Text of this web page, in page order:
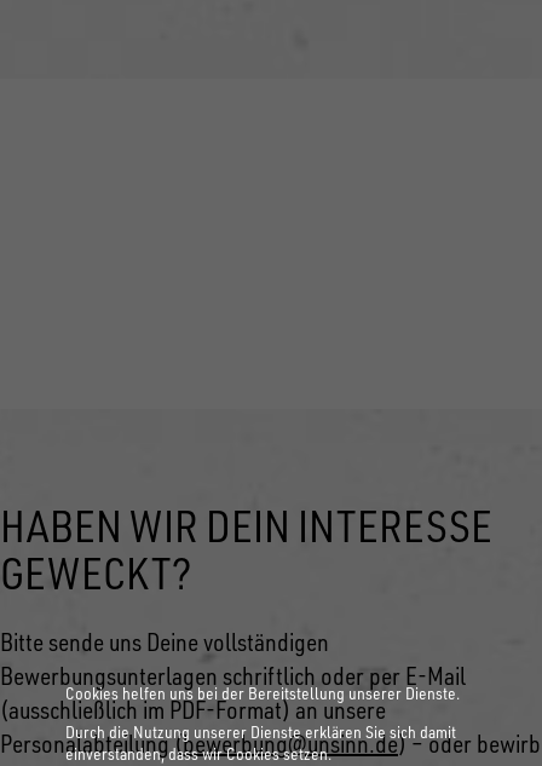
HABEN WIR DEIN INTERESSE
GEWECKT?
Bitte sende uns Deine vollständigen
Bewerbungsunterlagen schriftlich oder per E-Mail
(ausschließlich im PDF-Format) an unsere
Personalabteilung (bewerbung@unsinn.de) – oder bewirb
Cookies helfen uns bei der Bereitstellung unserer Dienste.
Durch die Nutzung unserer Dienste erklären Sie sich damit
einverstanden, dass wir Cookies setzen.